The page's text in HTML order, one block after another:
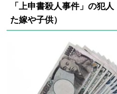
「上申書殺人事件」の犯
た嫁や子供）